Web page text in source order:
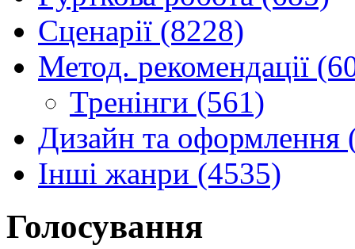
Сценарії (8228)
Метод. рекомендації
Тренінги (561)
Дизайн та оформлення
Інші жанри (4535)
Голосування